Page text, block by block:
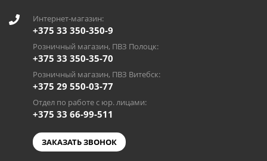
Интернет-магазин:
+375 33 350-350-9
Розничный магазин, ПВЗ Полоцк:
+375 33 350-35-70
Розничный магазин, ПВЗ Витебск:
+375 29 550-03-77
Отдел по работе с юр. лицами:
+375 33 66-99-511
ЗАКАЗАТЬ ЗВОНОК